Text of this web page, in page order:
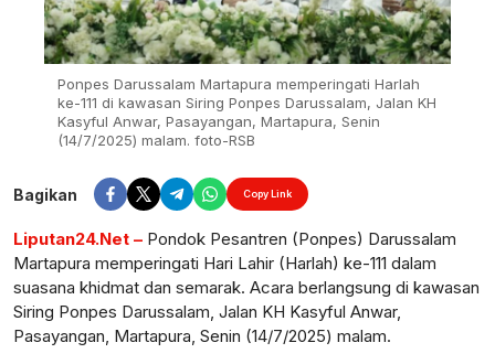
Ponpes Darussalam Martapura memperingati Harlah
ke-111 di kawasan Siring Ponpes Darussalam, Jalan KH
Kasyful Anwar, Pasayangan, Martapura, Senin
(14/7/2025) malam. foto-RSB
Bagikan Copy Link
Liputan24.Net – Pondok Pesantren (Ponpes) Darussalam
Martapura memperingati Hari Lahir (Harlah) ke-111 dalam
suasana khidmat dan semarak. Acara berlangsung di kawasan
Siring Ponpes Darussalam, Jalan KH Kasyful Anwar,
Pasayangan, Martapura, Senin (14/7/2025) malam.